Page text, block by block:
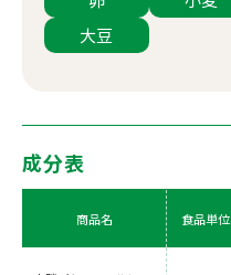
大豆
成分表
商品名 食品単位